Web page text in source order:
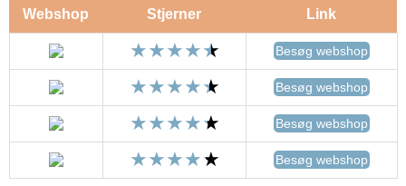
Webshop Stjerner Link
Besøg webshop
Besøg webshop
Besøg webshop
Besøg webshop